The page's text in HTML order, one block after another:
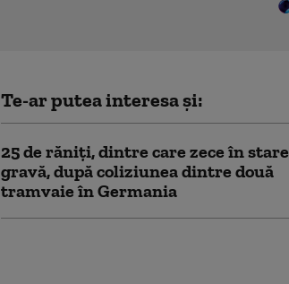
Te-ar putea interesa și:
25 de răniţi, dintre care zece în stare
gravă, după coliziunea dintre două
tramvaie în Germania